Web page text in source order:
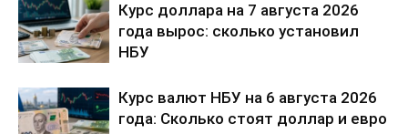
Курс доллара на 7 августа 2026
года вырос: сколько установил
НБУ
Курс валют НБУ на 6 августа 2026
года: Сколько стоят доллар и евро